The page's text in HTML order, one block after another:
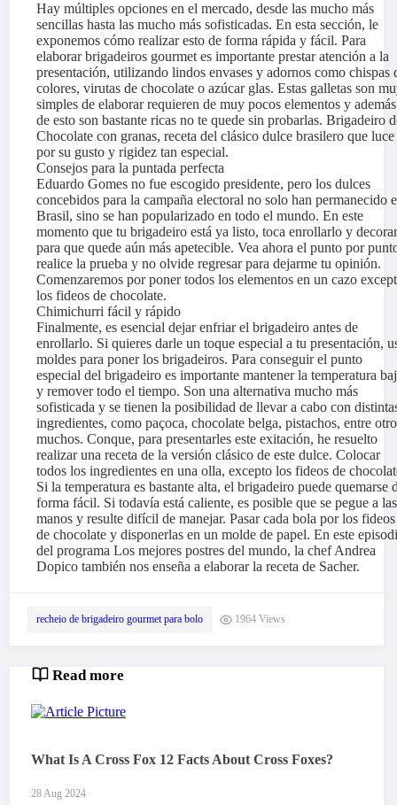
Hay múltiples opciones en el mercado, desde las mucho más
sencillas hasta las mucho más sofisticadas. En esta sección, le
exponemos cómo realizar esto de forma rápida y fácil. Para
elaborar brigadeiros gourmet es importante prestar atención a la
presentación, utilizando lindos envases y adornos como chispas
colores, virutas de chocolate o azúcar glas. Estas galletas son
simples de elaborar requieren de muy pocos elementos y además
de esto son bastante ricas no te quede sin probarlas. Brigadeiro
Chocolate con granas, receta del clásico dulce brasilero que luce
por su gusto y rigidez tan especial.
Consejos para la puntada perfecta
Eduardo Gomes no fue escogido presidente, pero los dulces
concebidos para la campaña electoral no solo han permanecido
Brasil, sino se han popularizado en todo el mundo. En este
momento que tu brigadeiro está ya listo, toca enrollarlo y
para que quede aún más apetecible. Vea ahora el punto por
realice la prueba y no olvide regresar para dejarme tu opinión.
Comenzaremos por poner todos los elementos en un cazo
los fideos de chocolate.
Chimichurri fácil y rápido
Finalmente, es esencial dejar enfriar el brigadeiro antes de
enrollarlo. Si quieres darle un toque especial a tu presentación,
moldes para poner los brigadeiros. Para conseguir el punto
especial del brigadeiro es importante mantener la temperatura
y remover todo el tiempo. Son una alternativa mucho más
sofisticada y se tienen la posibilidad de llevar a cabo con
ingredientes, como paçoca, chocolate belga, pistachos, entre
muchos. Conque, para presentarles este exitación, he resuelto
realizar una receta de la versión clásico de este dulce. Colocar
todos los ingredientes en una olla, excepto los fideos de
Si la temperatura es bastante alta, el brigadeiro puede quemarse
forma fácil. Si todavía está caliente, es posible que se pegue a las
manos y resulte difícil de manejar. Pasar cada bola por los fideos
de chocolate y disponerlas en un molde de papel. En este
del programa Los mejores postres del mundo, la chef Andrea
Dopico también nos enseña a elaborar la receta de Sacher.
recheio de brigadeiro gourmet para bolo 1964 Views
Read more
What Is A Cross Fox 12 Facts About Cross Foxes?
28 Aug 2024